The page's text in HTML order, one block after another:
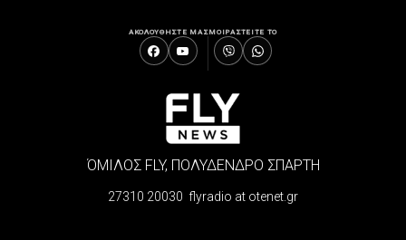
ΑΚΟΛΟΥΘΗΣΤΕ ΜΑΣΜΟΙΡΑΣΤΕΙΤΕ ΤΟ
ΌΜΙΛΟΣ FLY, ΠΟΛΥΔΕΝΔΡΟ ΣΠΑΡΤΗ
27310 20030 flyradio at otenet.gr